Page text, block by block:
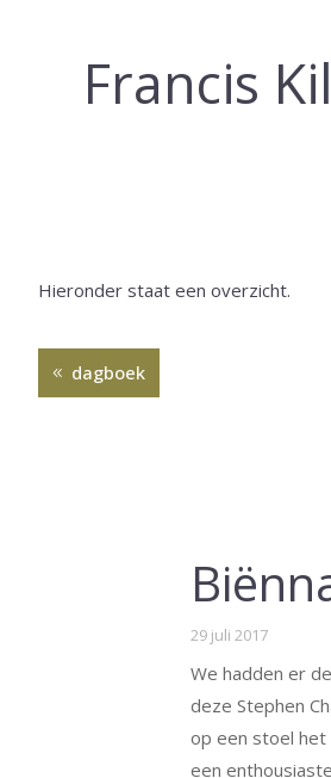
Francis
Hieronder staat een overzicht.
dagboek
29 juli 2017
We hadden er
deze Stephen
op een stoel het
een